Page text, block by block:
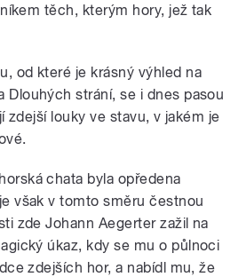
těch, kterým hory, jež tak
od které je krásný výhled na
Dlouhých strání, se i dnes pasou
zdejší louky ve stavu, v jakém je
chata byla opředena
však v tomto směru čestnou
zde Johann Aegerter zažil na
úkaz, kdy se mu o půlnoci
zdejších hor, a nabídl mu, že